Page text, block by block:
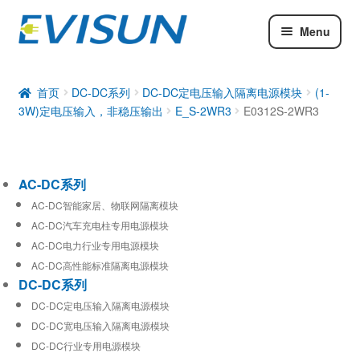
Menu
DC-DC系列
工业通信模块
首页 DC-DC系列 DC-DC定电压输入隔离电源模块
(1-
3W)定电压输入，非稳压输出
E_S-2WR3 E0312S-2WR3
AC-DC系列
AC-DC智能家居、物联网隔离模块
AC-DC汽车充电柱专用电源模块
AC-DC电力行业专用电源模块
AC-DC高性能标准隔离电源模块
DC-DC系列
DC-DC定电压输入隔离电源模块
DC-DC宽电压输入隔离电源模块
DC-DC行业专用电源模块